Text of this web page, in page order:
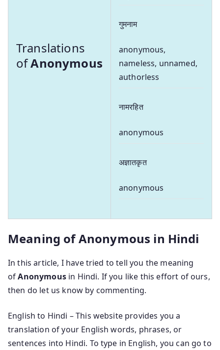
Translations
ofAnonymous
गुमनाम
anonymous,
nameless, unnamed,
authorless
नामरहित
anonymous
अज्ञातकृत
anonymous
Meaning of Anonymous in Hindi
In this article, I have tried to tell you the meaning
ofAnonymousin Hindi. If you like this effort of ours,
then do let us know by commenting.
English to Hindi – This website provides you a
translation of your English words, phrases, or
sentences into Hindi. To type in English, you can go to